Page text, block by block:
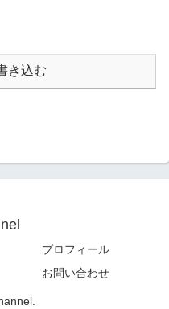
き込む
プロフィール
お問い合わせ